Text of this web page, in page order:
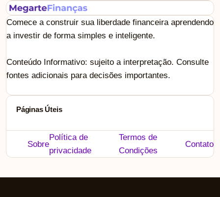
Comece a construir sua liberdade financeira aprendendo
a investir de forma simples e inteligente.
Conteúdo Informativo: sujeito a interpretação. Consulte
fontes adicionais para decisões importantes.
Páginas Úteis
Sobre
Política de
privacidade
Termos de
Condições
Contato